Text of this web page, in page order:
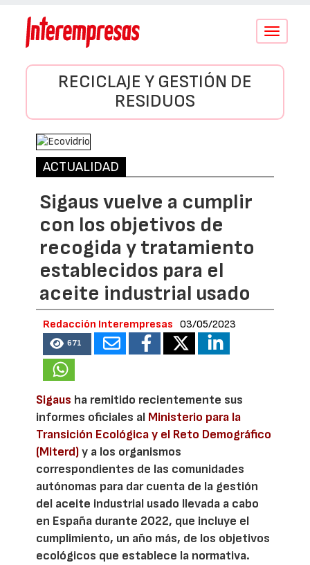
Conmutar
RECICLAJE Y GESTIÓN DE
RESIDUOS
ACTUALIDAD
Sigaus vuelve a cumplir
con los objetivos de
recogida y tratamiento
establecidos para el
aceite industrial usado
Redacción Interempresas 03/05/2023
671
Sigaus ha remitido recientemente sus
informes oficiales al Ministerio para la
Transición Ecológica y el Reto Demográfico
(Miterd)y a los organismos
correspondientes de las comunidades
autónomas para dar cuenta de la gestión
del aceite industrial usado llevada a cabo
en España durante 2022, que incluye el
cumplimiento, un año más, de los objetivos
ecológicos que establece la normativa.